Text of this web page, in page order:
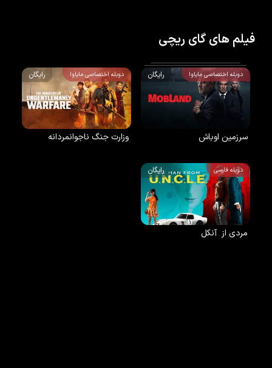
فیلم های گای ریچی
دوبله اختصاصی مایاوا رایگان
سرزمین اوباش
دوبله اختصاصی مایاوا رایگان
وزارت جنگ ناجوانمردانه
دوبله فارسی رایگان
مردی از آنکل